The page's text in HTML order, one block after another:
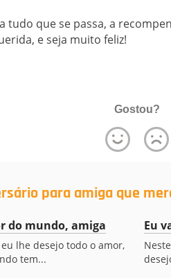
tudo que se passa, a
e seja muito feliz!
Gostou?
para amiga que
do mundo, amiga
lhe desejo todo o amor,
tem...
Eu